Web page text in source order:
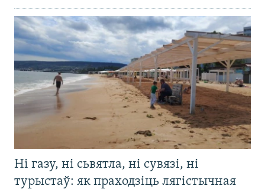
Ні газу, ні сьвятла, ні сувязі, ні
турыстаў: як праходзіць лягістычная